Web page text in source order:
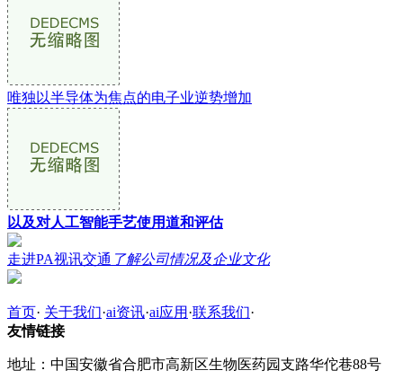
唯独以半导体为焦点的电子业逆势增加
以及对人工智能手艺使用道和评估
走进PA视讯交通 了解公司情况及企业文化
首页· 关于我们·ai资讯·ai应用 ·联系我们·
友情链接
地址：中国安徽省合肥市高新区生物医药园支路华佗巷88号